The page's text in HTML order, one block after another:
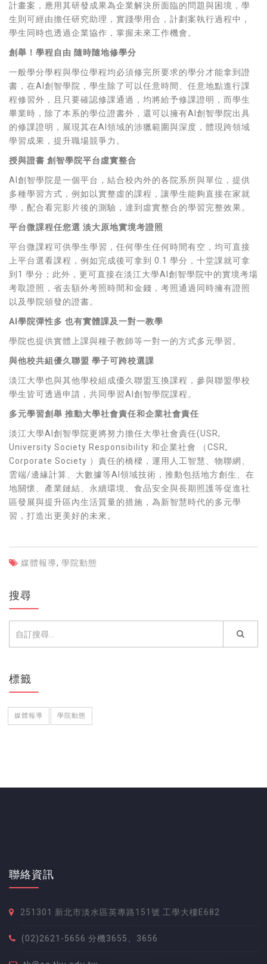
計畫案，應用其研發成果為企業解決所面臨的問題與困境，學
生則可經由擔任研究助理，實踐學用合，計劃案執行過程中，
學生同時也透過企業協作，掌握未來工作機會。
創舉！學程自由 隨時隨地修學分
一般學分學程與學位學程均必須修完所要求的學分才能拿到證
書，在AI創智學院，學生除了可以任意時間、任意地點進行課
程修習外，且只要確認修課通過，均將給予修課證明，而學生
畢業時，除了本系的學位證書外，還可以擁有AI創智學院出具
的修課證明，展現其在AI領域的涉獵範圍與深度，體現跨領域
學習成果，提升職場競爭力。
授與證書 創智學院平台虛實整合
AI創智學院是一個平台，結合校內外的各院系所與單位，提供
多種學習方式，例如以實整虛的課程，讓學生能夠直接在家就
學，配合看完影片後的測驗，達到虛實整合的學習完整效果。
平台微課程任您選 淡大原地實境考證照
平台微課程可供學生學習，任何學生任何時間有空，均可直接
上平台選看課程，例如完成後可拿到 0.1 學分，十堂課就可拿
到1 學分；此外，更可直接在淡江大學AI創智學院中的實境考場
考取證照，省去額外考照時間和金錢，考照通過同時擁有證照
以及學院頒發的證書。
AI學院彈性多 也有實體課及一對一教學
學院也提供實體上課與種子教師等一對一的方式多元學習。
與他校共組優久聯盟 學子可跨校選課
淡江大學也與其他學校組成優久聯盟互換課程，參與聯盟學校
學生皆可透過申請，共同學習AI創智學院課程。
多元學習創舉 推動大學社會責任和企業社會責任
淡江大學AI創智學院更將努力擔任大學社會責任(USR,
University Society Responsibility 和企業社會 （CSR,
Corporate Society ）責任的橋樑，運用人工智慧、物聯網、
雲端/邊緣計算、大數據等AI領域技術，推動包括地方創生、在
地關懷、產業鏈結、永續環境、食品安全與長期照護等促進社
區發展與提升區內生活質量的措施，為新智慧時代的多元學
習，打造出更美好的未來。
媒體報導, 學院動態
搜尋
標籤
媒體報導 學院動態
聯絡資訊
251301 新北市淡水區英專路151號 工學大樓E682
(02)2621-5656 分機3655、3656